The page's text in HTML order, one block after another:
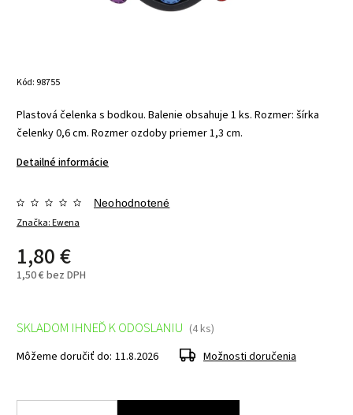
Kód: 98755
Plastová čelenka s bodkou. Balenie obsahuje 1 ks. Rozmer: šírka
čelenky 0,6 cm. Rozmer ozdoby priemer 1,3 cm.
Detailné informácie
Značka:Ewena
Neohodnotené
1,80 €
1,50 € bez DPH
SKLADOM IHNEĎ K ODOSLANIU (4 ks)
Môžeme doručiť do: 11.8.2026 Možnosti doručenia